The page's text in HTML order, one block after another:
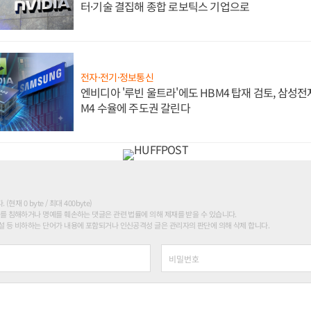
터·기술 결집해 종합 로보틱스 기업으로
전자·전기·정보통신
엔비디아 '루빈 울트라'에도 HBM4 탑재 검토, 삼성전
M4 수율에 주도권 갈린다
. (현재 0 byte / 최대 400byte)
침해하거나 명예를 훼손하는 댓글은 관련 법률에 의해 제재를 받을 수 있습니다.
등 비하하는 단어가 내용에 포함되거나 인신공격성 글은 관리자의 판단에 의해 삭제 합니다.